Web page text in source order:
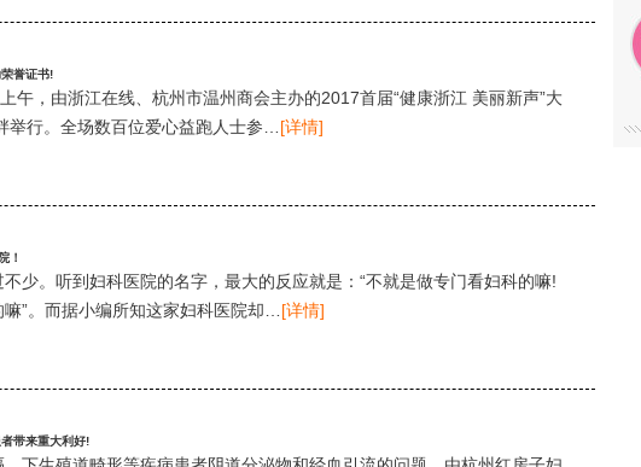
誉证书!
午，由浙江在线、杭州市温州商会主办的2017首届“健康浙江 美丽新声”大
行。全场数百位爱心益跑人士参… [详情]
！
少。听到妇科医院的名字，最大的反应就是：“不就是做专门看妇科的嘛!
”。而据小编所知这家妇科医院却… [详情]
带来重大利好!